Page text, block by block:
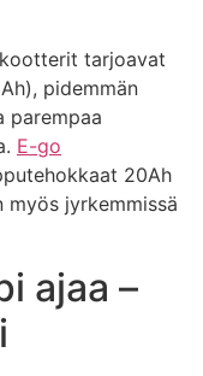
tarjoavat
pidemmän
parempaa
E-go
20Ah
jyrkemmissä
ajaa –